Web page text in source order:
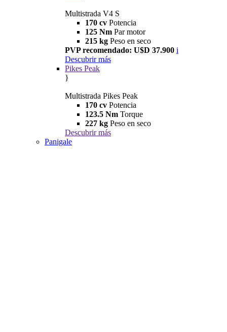
Multistrada V4 S
170 cv Potencia
125 Nm Par motor
215 kg Peso en seco
PVP recomendado: U$D 37.900 i
Descubrir más
Pikes Peak
}
Multistrada Pikes Peak
170 cv Potencia
123.5 Nm Torque
227 kg Peso en seco
Descubrir más
Panigale